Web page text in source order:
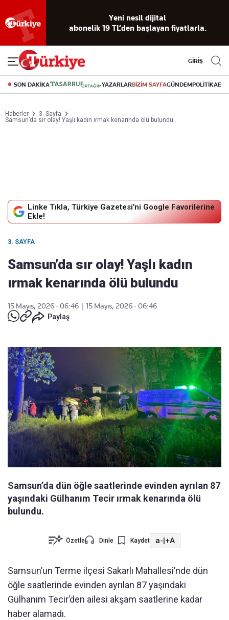
Yeni nesil dijital
abonelik 19 TL’den başlayan fiyatlarla.
GİRİŞ
SON DAKİKA YAZARLARBİZİM SAYFAGÜNDEMPOLİTİKA
Haberler
3. Sayfa
Samsun’da sır olay! Yaşlı kadın ırmak kenarında ölü bulundu
Linke Tıkla, Türkiye Gazetesi'ni Google Favorilerine
Ekle!
3. SAYFA
Samsun’da sır olay! Yaşlı kadın
ırmak kenarında ölü bulundu
15 Mayıs, 2026 - 06:46
15 Mayıs, 2026 - 06:46
Paylaş
Samsun’da dün öğle saatlerinde evinden ayrılan 87
yaşındaki Gülhanım Tecir ırmak kenarında ölü
bulundu.
Özetle Dinle Kaydet a-|+A
Samsun’un Terme ilçesi Sakarlı Mahallesi’nde dün
öğle saatlerinde evinden ayrılan 87 yaşındaki
Gülhanım Tecir’den ailesi akşam saatlerine kadar
haber alamadı.